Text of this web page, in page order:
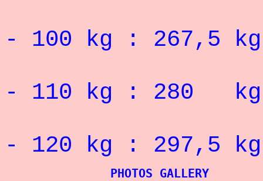
- 100 kg : 267,5 kg
- 110 kg : 280
kg
- 120 kg : 297,5 kg
PHOTOS GALLERY